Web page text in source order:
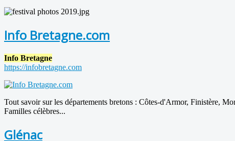
Info Bretagne.com
Info Bretagne
https://infobretagne.com
Tout savoir sur les départements bretons : Côtes-d'Armor, Finistère,
Familles célèbres...
Glénac